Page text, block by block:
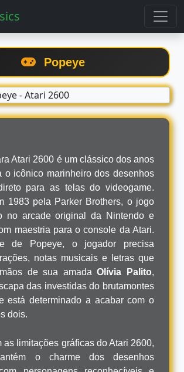
Popeye
Atari 2600 é um clássico dos anos
o icônico marinheiro dos desenhos
para as telas do videogame.
1983 pela Parker Brothers, o jogo
no arcade original da Nintendo e
maestria para o console da Atari.
de Popeye, o jogador precisa
notas musicais e letras que
de sua amadaOlívia Palito,
das investidas do brutamontes
está determinado a acabar com o
dois.
as limitações gráficas do Atari 2600,
o charme dos desenhos